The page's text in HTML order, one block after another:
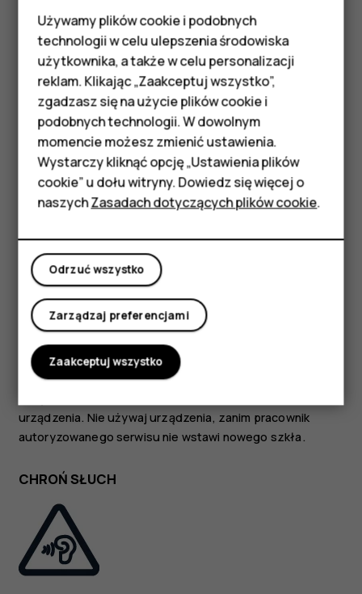
Smartfony
Telefony z funkcjami
podstawowymi
Akcesoria
HMD Terra M
Tablety
Moje konto
Jeżeli Twoje urządzenie jest wodoodporne, sprawdź jego
oznakowanie IP specyfikacjach, aby uzyskać dokładne
instrukcje.
CZĘŚCI SZKLANE
Urządzenie i/lub jego ekran są wykonane ze szkła. To
powierzchnię lub gdy zostanie mocno uderzone. Jeśli to
szkło się stłucze, nie dotykaj szklanych części
urządzenia. Nie używaj urządzenia, zanim pracownik
autoryzowanego serwisu nie wstawi nowego szkła.
CHROŃ SŁUCH
Używamy plików cookie i podobnych
technologii w celu ulepszenia środowiska
użytkownika, a także w celu personalizacji
reklam. Klikając „Zaakceptuj wszystko”,
zgadzasz się na użycie plików cookie i
podobnych technologii. W dowolnym
momencie możesz zmienić ustawienia.
Wystarczy kliknąć opcję „Ustawienia plików
cookie” u dołu witryny. Dowiedz się więcej o
naszychZasadach dotyczących plików cookie.
Odrzuć wszystko
Zarządzaj preferencjami
Zaakceptuj wszystko